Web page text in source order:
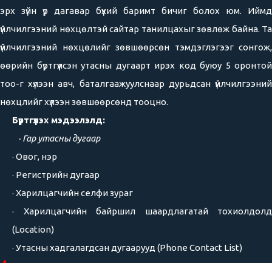
эрх зүйн үр дагавар бүхий баримт бичиг болох юм. Иймд
үйлчилгээний нөхцөлтэй сайтар танилцахыг зөвлөж байна. Та
үйлчилгээний нөхцөлийг зөвшөөрсөн тэмдэглэгээг сонгож,
өөрийн бүртгүүлсэн утасны дугаарт ирэх код буюу 5 оронтой
тоо-г хүлээн авч, баталгаажуулснаар дурьдсан үйлчилгээний
нөхцлийг хүлээн зөвшөөрсөнд тооцно.
Бүртгүүлэх мэдээлэлд:
· Гар утасны дугаар
· Овог, нэр
· Регистрийн дугаар
· Харилцагчийн селфи зураг
· Харилцагчийн байршил шаардлагатай тохиолдолд
(Location)
· Утасны хадгалагдсан дугаарууд (Phone Contact List)